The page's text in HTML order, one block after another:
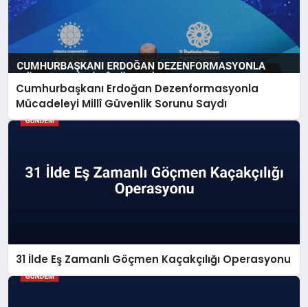
Cumhurbaşkanı Erdoğan Dezenformasyonla
Mücadeleyi Millî Güvenlik Sorunu Saydı
31 İlde Eş Zamanlı Göçmen Kaçakçılığı Operasyonu